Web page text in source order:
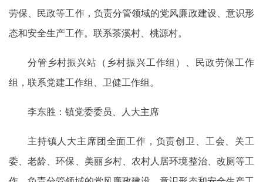
劳保、民政等工作，负责分管领域的党风廉政建设、意识形
态和安全生产工作。联系茶溪村、桃源村。
分管乡村振兴站（乡村振兴工作组）、民政劳保工作
组，联系党建工作组、卫健工作组。
李东胜：镇党委委员、人大主席
主持镇人大主席团全面工作，负责创卫、工会、关工
委、老龄、环保、美丽乡村、农村人居环境整治、改厕等工